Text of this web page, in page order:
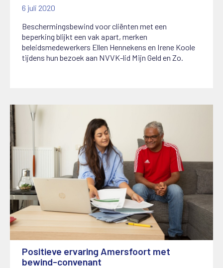
6 juli 2020
Beschermingsbewind voor cliënten met een
beperking blijkt een vak apart, merken
beleidsmedewerkers Ellen Hennekens en Irene Koole
tijdens hun bezoek aan NVVK-lid Mijn Geld en Zo.
Positieve ervaring Amersfoort met
bewind-convenant